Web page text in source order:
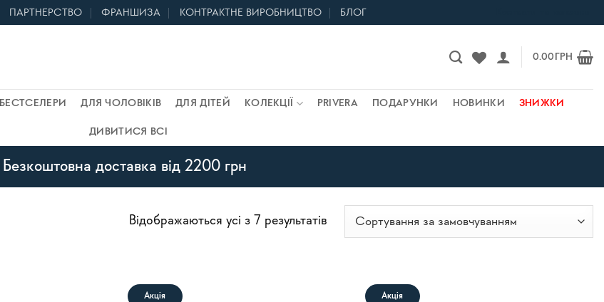
ПАРТНЕРСТВО ФРАНШИЗА КОНТРАКТНЕ ВИРОБНИЦТВО БЛОГ
0.00 ГРН
БЕСТСЕЛЕРИ ДЛЯ ЧОЛОВІКІВ ДЛЯ ДІТЕЙ КОЛЕКЦІЇ PRIVERA ПОДАРУНКИ НОВИНКИ ЗНИЖКИ
ДИВИТИСЯ ВСІ
Безкоштовна доставка від 2200 грн
Відображаються усі з 7 результатів
Акція
Акція